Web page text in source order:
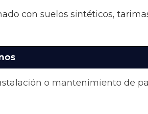
con suelos sintéticos,
o mantenimiento de